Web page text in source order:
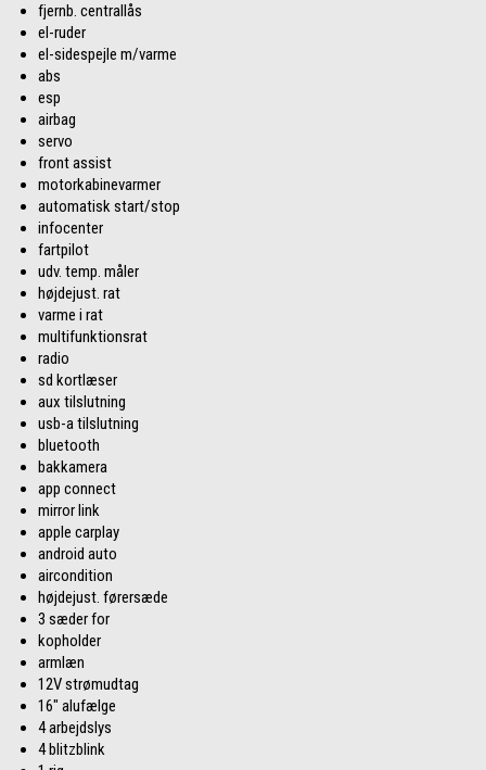
fjernb. centrallås
el-ruder
el-sidespejle m/varme
abs
esp
airbag
servo
front assist
motorkabinevarmer
automatisk start/stop
infocenter
fartpilot
udv. temp. måler
højdejust. rat
varme i rat
multifunktionsrat
radio
sd kortlæser
aux tilslutning
usb-a tilslutning
bluetooth
bakkamera
app connect
mirror link
apple carplay
android auto
aircondition
højdejust. førersæde
3 sæder for
kopholder
armlæn
12V strømudtag
16" alufælge
4 arbejdslys
4 blitzblink